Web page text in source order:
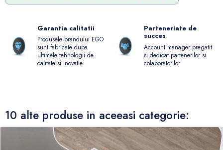
Garantia calitatii
Produsele brandului EGO
sunt fabricate dupa
ultimele tehnologii de
calitate si inovatie
Parteneriate de
succes
Account manager pregatit
si dedicat partenerilor si
colaboratorilor
10 alte produse in aceeasi categorie: